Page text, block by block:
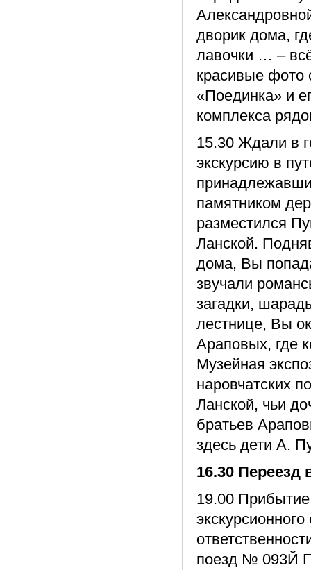
дворик дома,
лавочки … –
красивые фото
«Поединка» и
комплекса
15.30 Ждали в
экскурсию в
памятником
разместился
Ланской.
дома, Вы
звучали
загадки,
лестнице, Вы
Араповых, где
Музейная
наровчатских
Ланской, чьи
братьев
здесь дети А.
16.30 Переезд
19.00
поезд № 093Й